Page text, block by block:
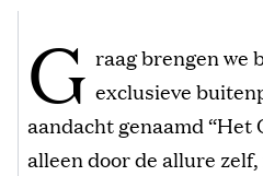
G raag brengen we
exclusieve
aandacht genaamd “Het
alleen door de allure